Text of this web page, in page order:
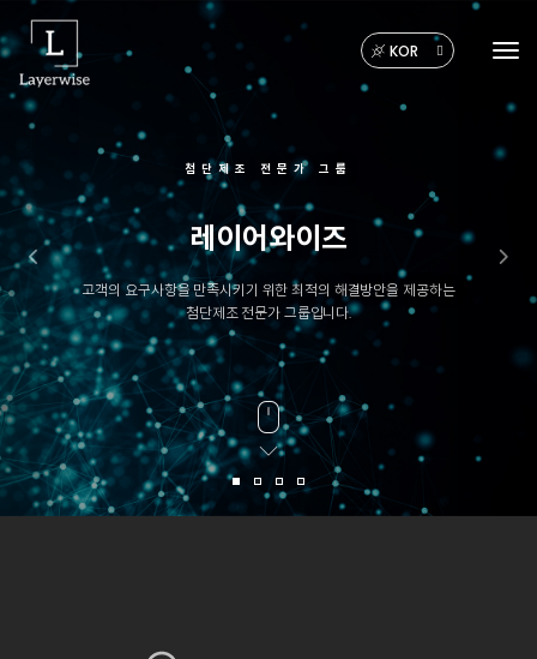
KOR
레이어와이즈
고객의 요구사항을 만족시키기 위한 최적의 해결방안을 제공하는
첨단제조 전문가 그룹입니다.